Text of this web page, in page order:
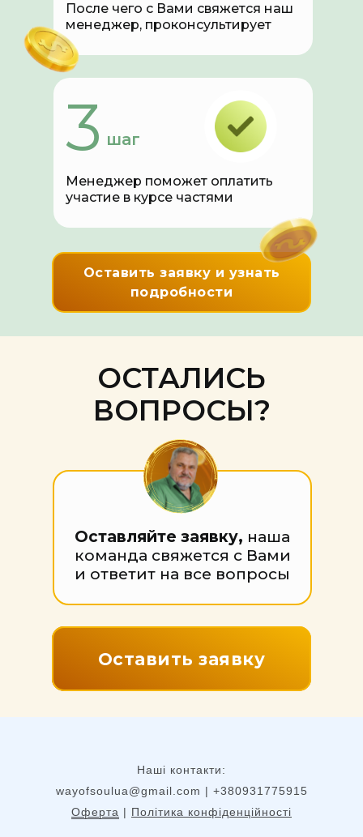
После чего с Вами свяжется наш
менеджер, проконсультирует
Менеджер поможет оплатить
участие в курсе частями
3 шаг
Оставить заявку и узнать
подробности
ОСТАЛИСЬ
ВОПРОСЫ?
Оставляйте заявку, наша
команда свяжется с Вами
и ответит на все вопросы
Оставить заявку
Наші контакти:
wayofsoulua@gmail.com | +380931775915
Оферта | Політика конфіденційності